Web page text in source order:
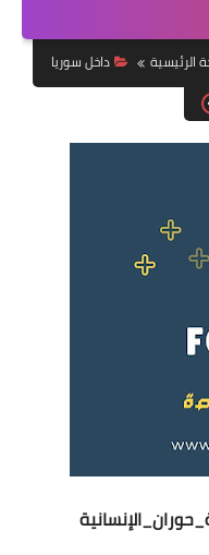
داخل سوريا
في تركيا
في العراق
في السودان
تدريبية
الرئيسية
داخل سوريا